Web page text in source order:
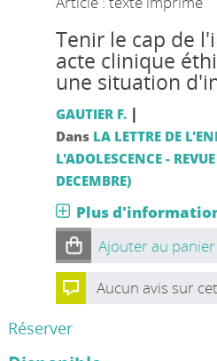
Tenir le cap de
acte clinique
une situation
GAUTIER F. |
Dans LA LETTRE DE
L'ADOLESCENCE -
DECEMBRE)
Plus
Ajouter au panier
Aucun avis sur
Réserver